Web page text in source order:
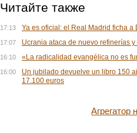
Читайте также
17:13 Ya es oficial: el Real Madrid ficha a
17:07 Ucrania ataca de nuevo refinerías
16:10 «La radicalidad evangélica no es
16:00
Un jubilado devuelve un libro 150
17.100 euros